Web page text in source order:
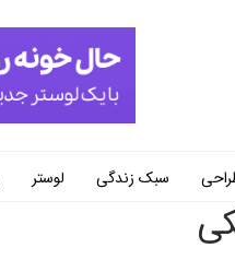
سبک زندگی لوستر